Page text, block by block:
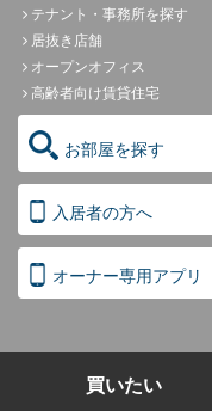
テナント・事務所を探す
居抜き店舗
オープンオフィス
高齢者向け賃貸住宅
お部屋を探す
入居者の方へ
オーナー専用アプリ
買いたい